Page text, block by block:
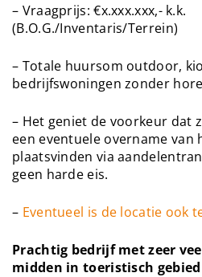
– Vraagprijs: €x.xxx.xxx,- k.k.
(B.O.G./Inventaris/Terrein)
– Totale huursom outdoor,
bedrijfswoningen zonder
– Het geniet de voorkeur dat
een eventuele overname van
plaatsvinden via
geen harde eis.
– Eventueel is de locatie ook
Prachtig bedrijf met zeer
midden in toeristisch